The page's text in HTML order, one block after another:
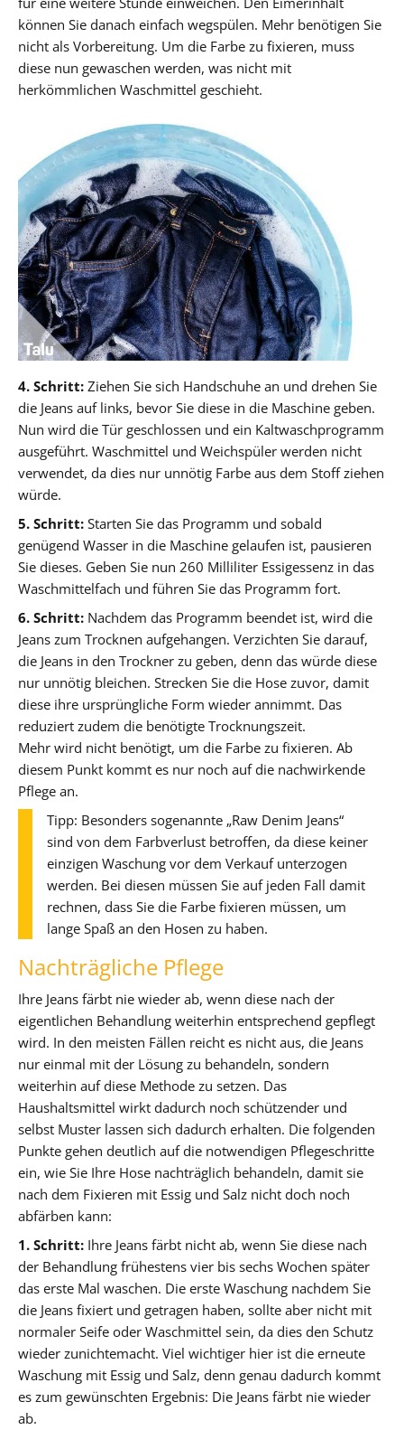
können Sie danach einfach wegspülen. Mehr benötigen Sie
nicht als Vorbereitung. Um die Farbe zu fixieren, muss
diese nun gewaschen werden, was nicht mit
herkömmlichen Waschmittel geschieht.
4. Schritt: Ziehen Sie sich Handschuhe an und drehen Sie
die Jeans auf links, bevor Sie diese in die Maschine geben.
Nun wird die Tür geschlossen und ein Kaltwaschprogramm
ausgeführt. Waschmittel und Weichspüler werden nicht
verwendet, da dies nur unnötig Farbe aus dem Stoff ziehen
würde.
5. Schritt: Starten Sie das Programm und sobald
genügend Wasser in die Maschine gelaufen ist, pausieren
Sie dieses. Geben Sie nun 260 Milliliter Essigessenz in das
Waschmittelfach und führen Sie das Programm fort.
6. Schritt: Nachdem das Programm beendet ist, wird die
Jeans zum Trocknen aufgehangen. Verzichten Sie darauf,
die Jeans in den Trockner zu geben, denn das würde diese
nur unnötig bleichen. Strecken Sie die Hose zuvor, damit
diese ihre ursprüngliche Form wieder annimmt. Das
reduziert zudem die benötigte Trocknungszeit.
Mehr wird nicht benötigt, um die Farbe zu fixieren. Ab
diesem Punkt kommt es nur noch auf die nachwirkende
Pflege an.
Tipp: Besonders sogenannte „Raw Denim Jeans“
sind von dem Farbverlust betroffen, da diese keiner
einzigen Waschung vor dem Verkauf unterzogen
werden. Bei diesen müssen Sie auf jeden Fall damit
rechnen, dass Sie die Farbe fixieren müssen, um
lange Spaß an den Hosen zu haben.
Nachträgliche Pflege
Ihre Jeans färbt nie wieder ab, wenn diese nach der
eigentlichen Behandlung weiterhin entsprechend gepflegt
wird. In den meisten Fällen reicht es nicht aus, die Jeans
nur einmal mit der Lösung zu behandeln, sondern
weiterhin auf diese Methode zu setzen. Das
Haushaltsmittel wirkt dadurch noch schützender und
selbst Muster lassen sich dadurch erhalten. Die folgenden
Punkte gehen deutlich auf die notwendigen Pflegeschritte
ein, wie Sie Ihre Hose nachträglich behandeln, damit sie
nach dem Fixieren mit Essig und Salz nicht doch noch
abfärben kann:
1. Schritt: Ihre Jeans färbt nicht ab, wenn Sie diese nach
der Behandlung frühestens vier bis sechs Wochen später
das erste Mal waschen. Die erste Waschung nachdem Sie
die Jeans fixiert und getragen haben, sollte aber nicht mit
normaler Seife oder Waschmittel sein, da dies den Schutz
wieder zunichtemacht. Viel wichtiger hier ist die erneute
Waschung mit Essig und Salz, denn genau dadurch kommt
es zum gewünschten Ergebnis: Die Jeans färbt nie wieder
ab.